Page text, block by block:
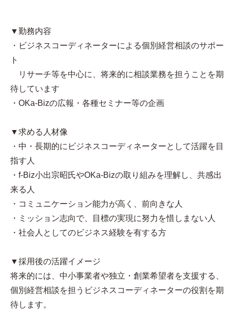
▼勤務内容
・ビジネスコーディネーターによる個別経営相談のサポー
ト
リサーチ等を中心に、将来的に相談業務を担うことを期
待しています
・OKa-Bizの広報・各種セミナー等の企画
▼求める人材像
・中・長期的にビジネスコーディネーターとして活躍を目
指す人
・f-Biz小出宗昭氏やOKa-Bizの取り組みを理解し、共感出
来る人
・コミュニケーション能力が高く、前向きな人
・ミッション志向で、目標の実現に努力を惜しまない人
・社会人としてのビジネス経験を有する方
▼採用後の活躍イメージ
将来的には、中小事業者や独立・創業希望者を支援する、
個別経営相談を担うビジネスコーディネーターの役割を期
待します。